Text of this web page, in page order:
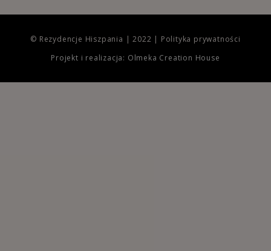
© Rezydencje Hiszpania | 2022 | Polityka prywatności
Projekt i realizacja: Olmeka Creation House